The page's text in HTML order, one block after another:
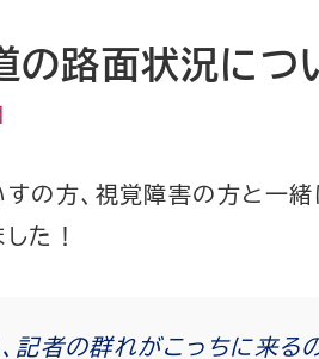
の路面状況につ
の方、視覚障害の方と一
た！
記者の群れがこっちに来る